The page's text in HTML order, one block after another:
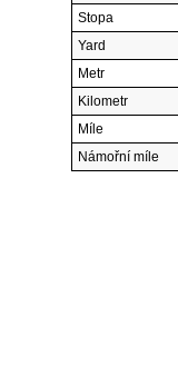
Stopa
Yard
Metr
Kilometr
Míle
Námořní míle